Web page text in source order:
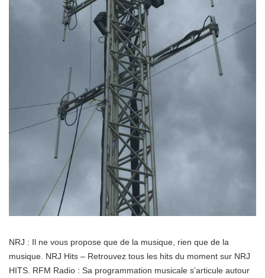
NRJ : Il ne vous propose que de la musique, rien que de la
musique. NRJ Hits – Retrouvez tous les hits du moment sur NRJ
HITS. RFM Radio : Sa programmation musicale s’articule autour